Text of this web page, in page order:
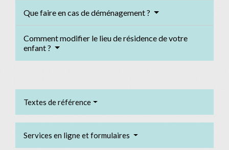
Que faire en cas de déménagement ?
Comment modifier le lieu de résidence de votre
enfant ?
Textes de référence
Services en ligne et formulaires